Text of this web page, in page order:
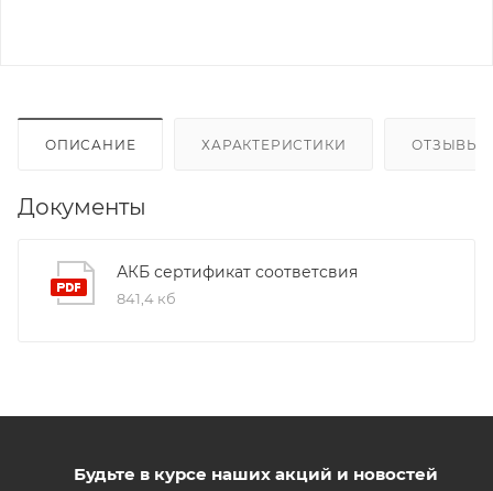
ОПИСАНИЕ ХАРАКТЕРИСТИКИ ОТЗЫВЫ
Документы
АКБ сертификат соответсвия
841,4 кб
Будьте в курсе наших акций и новостей